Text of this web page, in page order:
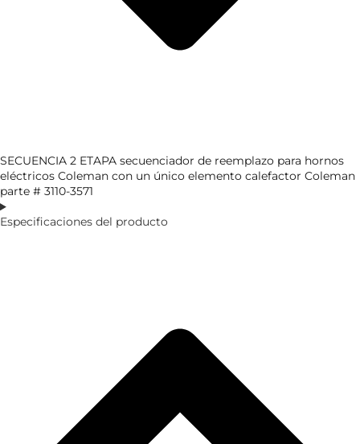
SECUENCIA 2 ETAPA secuenciador de reemplazo para hornos
eléctricos Coleman con un único elemento calefactor Coleman
parte # 3110-3571
Especificaciones del producto